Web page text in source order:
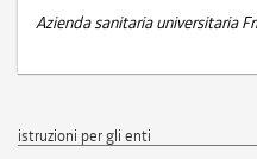
Azienda sanitaria universitaria
istruzioni per gli enti